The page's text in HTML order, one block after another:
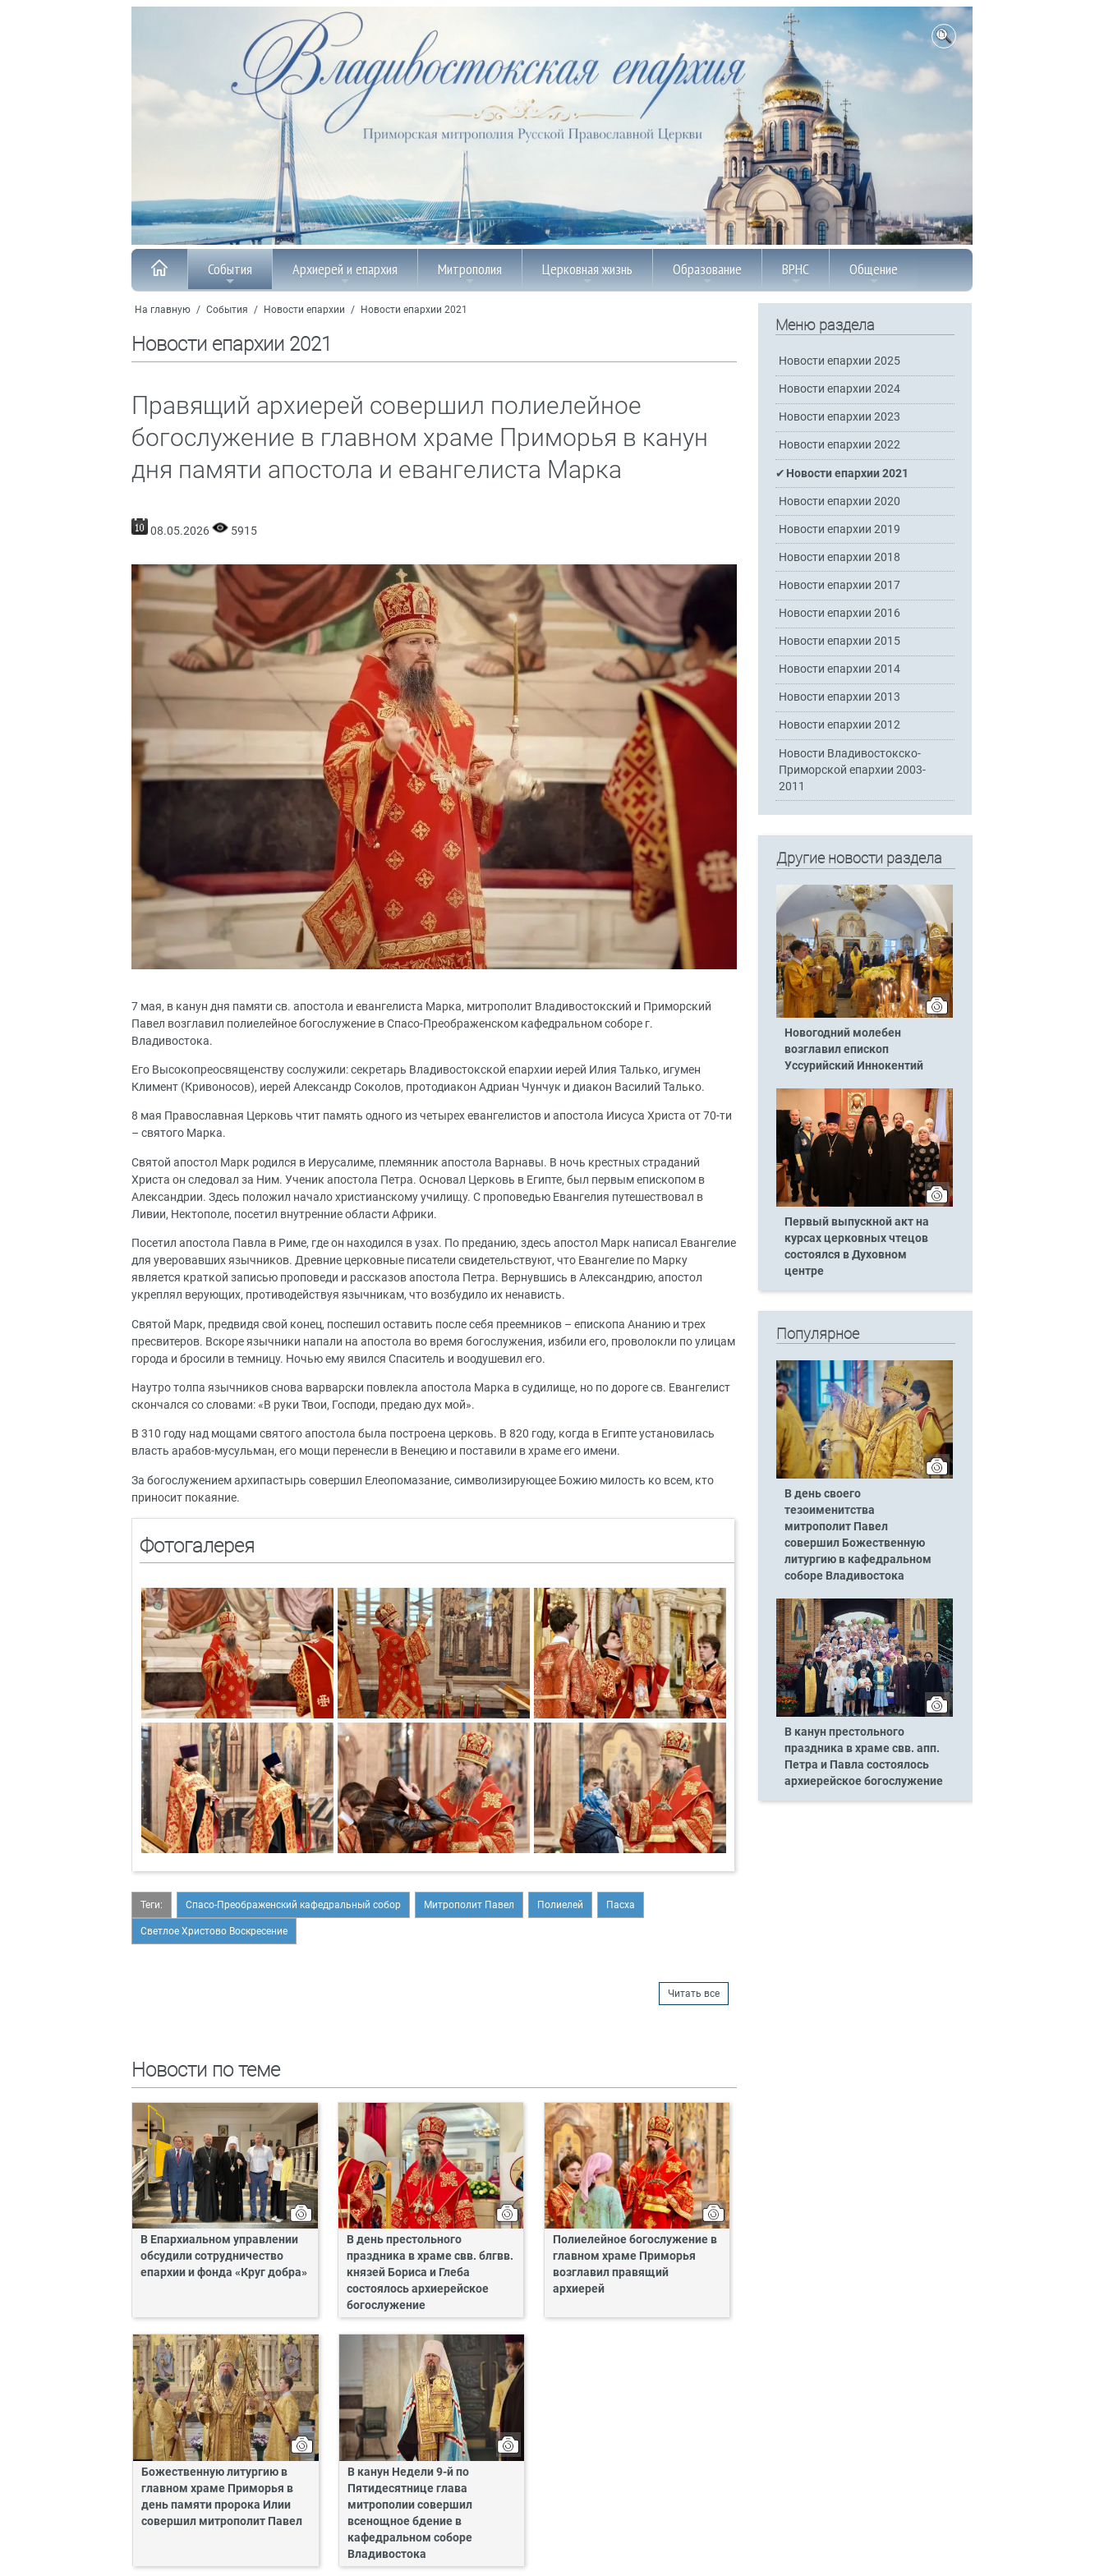
События Архиерей и епархия Митрополия Церковная жизнь Образование ВРНС Общение
На главную / События / Новости епархии / Новости епархии 2021
Новости епархии 2021
Правящий архиерей совершил полиелейное
богослужение в главном храме Приморья в канун
дня памяти апостола и евангелиста Марка
08.05.2026 5915
7 мая, в канун дня памяти св. апостола и евангелиста Марка, митрополит Владивостокский и Приморский
Павел возглавил полиелейное богослужение в Спасо-Преображенском кафедральном соборе г.
Владивостока.
Его Высокопреосвященству сослужили: секретарь Владивостокской епархии иерей Илия Талько, игумен
Климент (Кривоносов), иерей Александр Соколов, протодиакон Адриан Чунчук и диакон Василий Талько.
8 мая Православная Церковь чтит память одного из четырех евангелистов и апостола Иисуса Христа от 70-ти
– святого Марка.
Святой апостол Марк родился в Иерусалиме, племянник апостола Варнавы. В ночь крестных страданий
Христа он следовал за Ним. Ученик апостола Петра. Основал Церковь в Египте, был первым епископом в
Александрии. Здесь положил начало христианскому училищу. С проповедью Евангелия путешествовал в
Ливии, Нектополе, посетил внутренние области Африки.
Посетил апостола Павла в Риме, где он находился в узах. По преданию, здесь апостол Марк написал Евангелие
для уверовавших язычников. Древние церковные писатели свидетельствуют, что Евангелие по Марку
является краткой записью проповеди и рассказов апостола Петра. Вернувшись в Александрию, апостол
укреплял верующих, противодействуя язычникам, что возбудило их ненависть.
Святой Марк, предвидя свой конец, поспешил оставить после себя преемников – епископа Ананию и трех
пресвитеров. Вскоре язычники напали на апостола во время богослужения, избили его, проволокли по улицам
города и бросили в темницу. Ночью ему явился Спаситель и воодушевил его.
Наутро толпа язычников снова варварски повлекла апостола Марка в судилище, но по дороге св. Евангелист
скончался со словами: «В руки Твои, Господи, предаю дух мой».
В 310 году над мощами святого апостола была построена церковь. В 820 году, когда в Египте установилась
власть арабов-мусульман, его мощи перенесли в Венецию и поставили в храме его имени.
За богослужением архипастырь совершил Елеопомазание, символизирующее Божию милость ко всем, кто
приносит покаяние.
Фотогалерея
Теги: Спасо-Преображенский кафедральный собор Митрополит Павел Полиелей Пасха
Светлое Христово Воскресение
Читать все
Новости по теме
В Епархиальном управлении
обсудили сотрудничество
епархии и фонда «Круг добра»
В день престольного
праздника в храме свв. блгвв.
князей Бориса и Глеба
состоялось архиерейское
богослужение
Полиелейное богослужение в
главном храме Приморья
возглавил правящий
архиерей
Божественную литургию в
главном храме Приморья в
день памяти пророка Илии
совершил митрополит Павел
В канун Недели 9-й по
Пятидесятнице глава
митрополии совершил
всенощное бдение в
кафедральном соборе
Владивостока
Меню раздела
Новости епархии 2025
Новости епархии 2024
Новости епархии 2023
Новости епархии 2022
Новости епархии 2021
Новости епархии 2020
Новости епархии 2019
Новости епархии 2018
Новости епархии 2017
Новости епархии 2016
Новости епархии 2015
Новости епархии 2014
Новости епархии 2013
Новости епархии 2012
Новости Владивостокско-
Приморской епархии 2003-
2011
Другие новости раздела
Новогодний молебен
возглавил епископ
Уссурийский Иннокентий
Первый выпускной акт на
курсах церковных чтецов
состоялся в Духовном
центре
Популярное
В день своего
тезоименитства
митрополит Павел
совершил Божественную
литургию в кафедральном
соборе Владивостока
В канун престольного
праздника в храме свв. апп.
Петра и Павла состоялось
архиерейское богослужение